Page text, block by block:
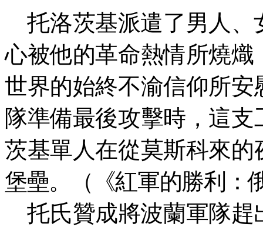
托洛茨基派遣了男人
心被他的革命熱情所燒
世界的始終不渝信仰所
隊準備最後攻擊時，這
茨基單人在從莫斯科來
堡壘。（《紅軍的勝利：
托氏贊成將波蘭軍隊